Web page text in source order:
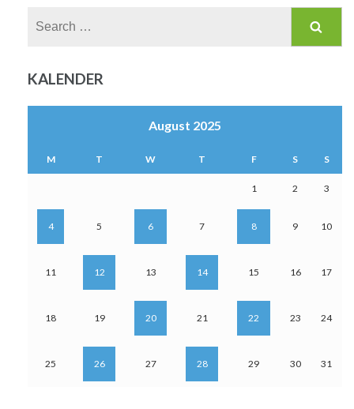
KALENDER
August 2025
M T W T F S S
1 2 3
4 5 6 7 8 9 10
11 12 13 14 15 16 17
18 19 20 21 22 23 24
25 26 27 28 29 30 31